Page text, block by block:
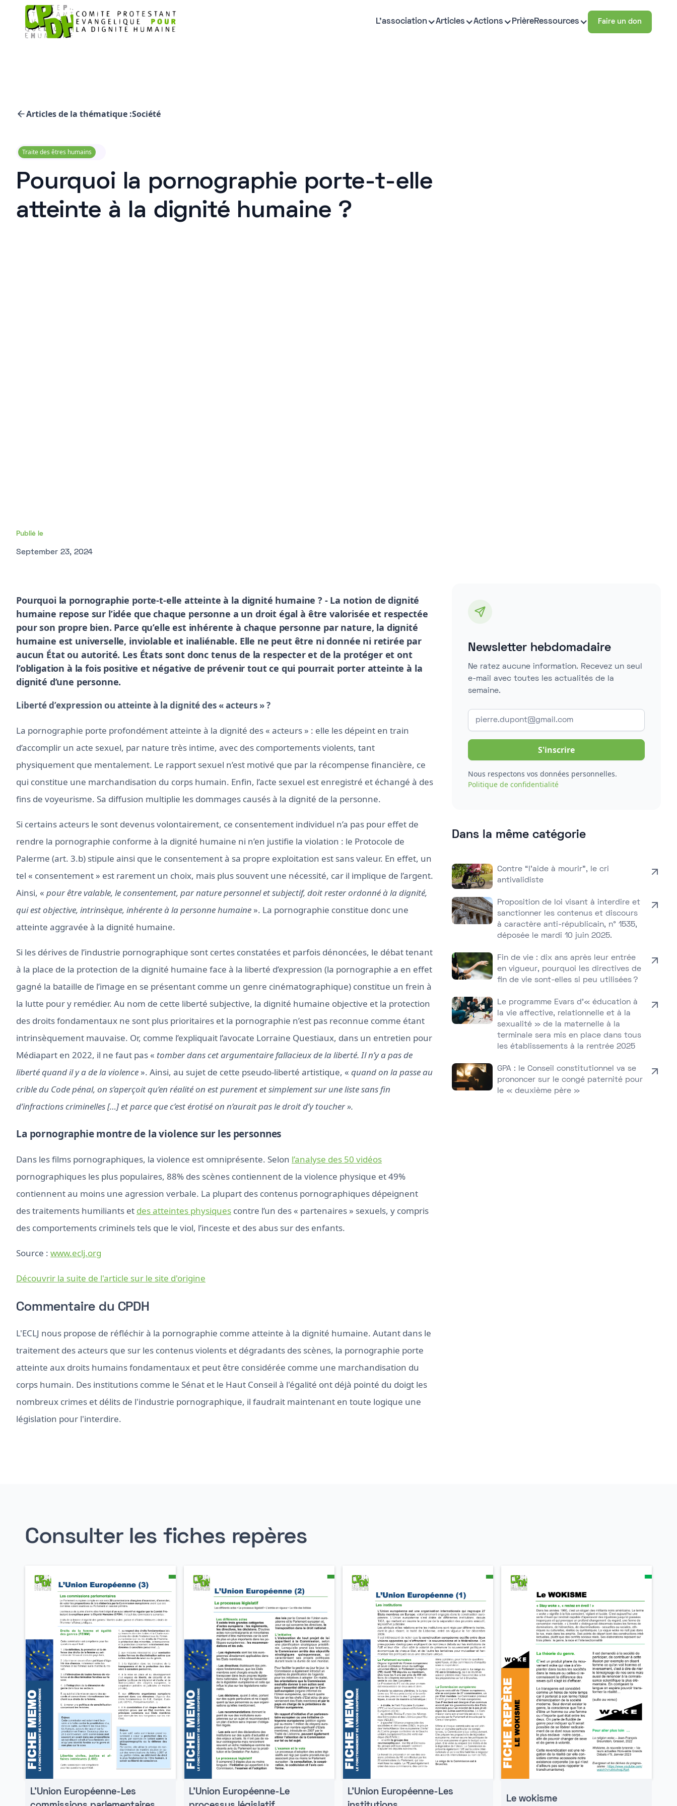
L'association Articles Actions PrièreRessources Faire un don
Articles de la thématique :Société
Traite des êtres humains
Pourquoi la pornographie porte-t-elle
atteinte à la dignité humaine ?
Publié le
September 23, 2024
Pourquoi la pornographie porte-t-elle atteinte à la dignité humaine ? - La notion de dignité
humaine repose sur l’idée que chaque personne a un droit égal à être valorisée et respectée
pour son propre bien. Parce qu’elle est inhérente à chaque personne par nature, la dignité
humaine est universelle, inviolable et inaliénable. Elle ne peut être ni donnée ni retirée par
aucun État ou autorité. Les États sont donc tenus de la respecter et de la protéger et ont
l’obligation à la fois positive et négative de prévenir tout ce qui pourrait porter atteinte à la
dignité d’une personne.
Liberté d’expression ou atteinte à la dignité des « acteurs » ?
La pornographie porte profondément atteinte à la dignité des « acteurs » : elle les dépeint en train
d’accomplir un acte sexuel, par nature très intime, avec des comportements violents, tant
physiquement que mentalement. Le rapport sexuel n’est motivé que par la récompense financière, ce
qui constitue une marchandisation du corps humain. Enfin, l’acte sexuel est enregistré et échangé à des
fins de voyeurisme. Sa diffusion multiplie les dommages causés à la dignité de la personne.
Si certains acteurs le sont devenus volontairement, ce consentement individuel n’a pas pour effet de
rendre la pornographie conforme à la dignité humaine ni n’en justifie la violation : le Protocole de
Palerme (art. 3.b) stipule ainsi que le consentement à sa propre exploitation est sans valeur. En effet, un
tel « consentement » est rarement un choix, mais plus souvent une nécessité, car il implique de l’argent.
Ainsi, « pour être valable, le consentement, par nature personnel et subjectif, doit rester ordonné à la dignité,
qui est objective, intrinsèque, inhérente à la personne humaine ». La pornographie constitue donc une
atteinte aggravée à la dignité humaine.
Si les dérives de l’industrie pornographique sont certes constatées et parfois dénoncées, le débat tenant
à la place de la protection de la dignité humaine face à la liberté d’expression (la pornographie a en effet
gagné la bataille de l’image en se présentant comme un genre cinématographique) constitue un frein à
la lutte pour y remédier. Au nom de cette liberté subjective, la dignité humaine objective et la protection
des droits fondamentaux ne sont plus prioritaires et la pornographie n’est pas reconnue comme étant
intrinsèquement mauvaise. Or, comme l’expliquait l’avocate Lorraine Questiaux, dans un entretien pour
Médiapart en 2022, il ne faut pas « tomber dans cet argumentaire fallacieux de la liberté. Il n’y a pas de
liberté quand il y a de la violence ». Ainsi, au sujet de cette pseudo-liberté artistique, « quand on la passe au
crible du Code pénal, on s’aperçoit qu’en réalité on est purement et simplement sur une liste sans fin
d’infractions criminelles […] et parce que c’est érotisé on n’aurait pas le droit d’y toucher ».
La pornographie montre de la violence sur les personnes
Dans les films pornographiques, la violence est omniprésente. Selon l’analyse des 50 vidéos
pornographiques les plus populaires, 88% des scènes contiennent de la violence physique et 49%
contiennent au moins une agression verbale. La plupart des contenus pornographiques dépeignent
des traitements humiliants et des atteintes physiques contre l’un des « partenaires » sexuels, y compris
des comportements criminels tels que le viol, l’inceste et des abus sur des enfants.
Source : www.eclj.org
Découvrir la suite de l'article sur le site d'origine
Commentaire du CPDH
L'ECLJ nous propose de réfléchir à la pornographie comme atteinte à la dignité humaine. Autant dans le
traitement des acteurs que sur les contenus violents et dégradants des scènes, la pornographie porte
atteinte aux droits humains fondamentaux et peut être considérée comme une marchandisation du
corps humain. Des institutions comme le Sénat et le Haut Conseil à l'égalité ont déjà pointé du doigt les
nombreux crimes et délits de l'industrie pornographique, il faudrait maintenant en toute logique une
législation pour l'interdire.
Newsletter hebdomadaire
Ne ratez aucune information. Recevez un seul
e-mail avec toutes les actualités de la
semaine.
Nous respectons vos données personnelles.
Politique de confidentialité
Dans la même catégorie
Contre “l’aide à mourir”, le cri
antivalidiste
Proposition de loi visant à interdire et
sanctionner les contenus et discours
à caractère anti-républicain, n° 1535,
déposée le mardi 10 juin 2025.
Fin de vie : dix ans après leur entrée
en vigueur, pourquoi les directives de
fin de vie sont-elles si peu utilisées ?
Le programme Evars d’« éducation à
la vie affective, relationnelle et à la
sexualité » de la maternelle à la
terminale sera mis en place dans tous
les établissements à la rentrée 2025
GPA : le Conseil constitutionnel va se
prononcer sur le congé paternité pour
le « deuxième père »
Consulter les fiches repères
L'Union Européenne-Les
L'Union Européenne-Le
L'Union Européenne-Les
Le wokisme